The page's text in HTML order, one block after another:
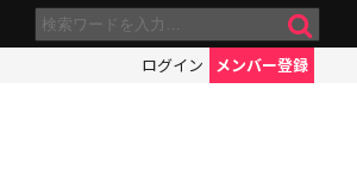
ログイン メンバー登録